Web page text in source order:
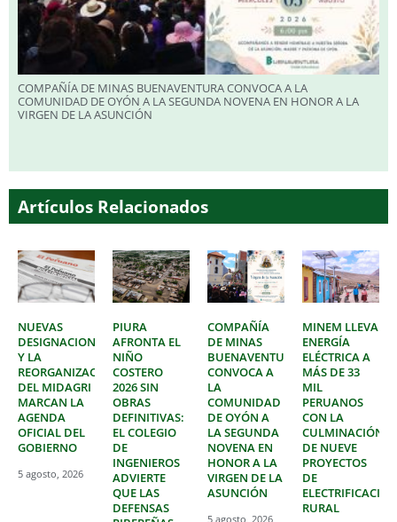
COMPAÑÍA DE MINAS BUENAVENTURA CONVOCA A LA
COMUNIDAD DE OYÓN A LA SEGUNDA NOVENA EN HONOR A LA
VIRGEN DE LA ASUNCIÓN
Artículos Relacionados
NUEVAS
DESIGNACIONES
Y LA
REORGANIZACIÓN
DEL MIDAGRI
MARCAN LA
AGENDA
OFICIAL DEL
GOBIERNO
5 agosto, 2026
PIURA
AFRONTA EL
NIÑO
COSTERO
2026 SIN
OBRAS
DEFINITIVAS:
EL COLEGIO
DE
INGENIEROS
ADVIERTE
QUE LAS
DEFENSAS
COMPAÑÍA
DE MINAS
BUENAVENTURA
CONVOCA A
LA
COMUNIDAD
DE OYÓN A
LA SEGUNDA
NOVENA EN
HONOR A LA
VIRGEN DE LA
ASUNCIÓN
5 agosto, 2026
MINEM LLEVA
ENERGÍA
ELÉCTRICA A
MÁS DE 33
MIL
PERUANOS
CON LA
CULMINACIÓN
DE NUEVE
PROYECTOS
DE
ELECTRIFICACIÓN
RURAL